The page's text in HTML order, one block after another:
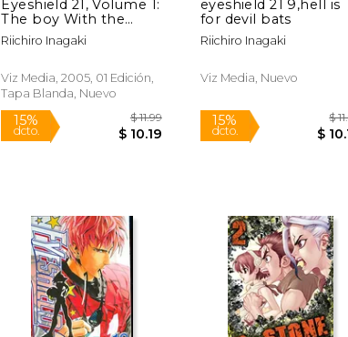
Eyeshield 21, Volume 1:
The boy With the
Golden Legs (en
Inglés)
Riichiro Inagaki
Viz Media, 2005, 01 Edición,
Tapa Blanda, Nuevo
15%
dcto.
$ 11.99
$ 10.19
Rápido
eyeshield 21 9,hell is
for devil bats
Riichiro Inagaki
Viz Media, Nuevo
15%
dcto.